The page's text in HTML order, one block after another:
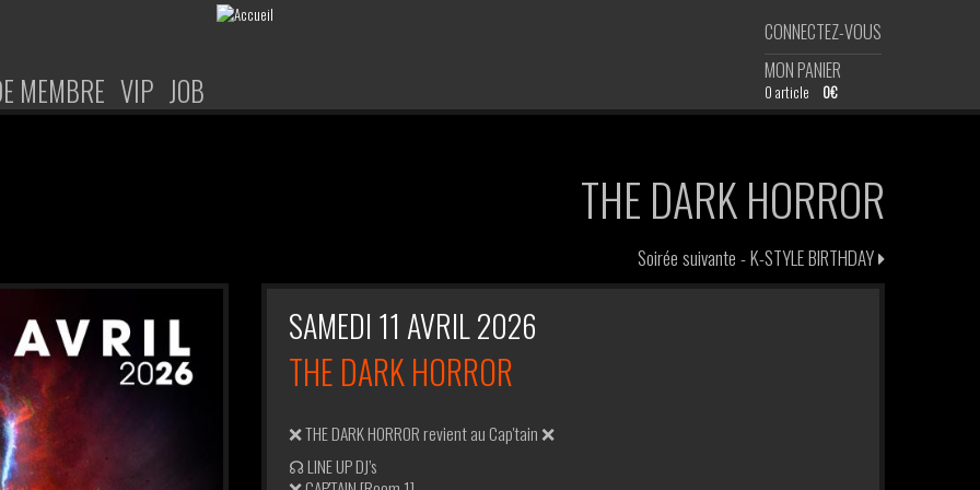
CONNECTEZ-VOUS
MON PANIER
0 article 0€
MEMBRE VIP JOB
THE DARK HORROR
Soirée suivante -K-STYLE BIRTHDAY
SAMEDI 11 AVRIL 2026
THE DARK HORROR
❌ THE DARK HORROR revient au Cap'tain ❌
☊ LINE UP DJ’s